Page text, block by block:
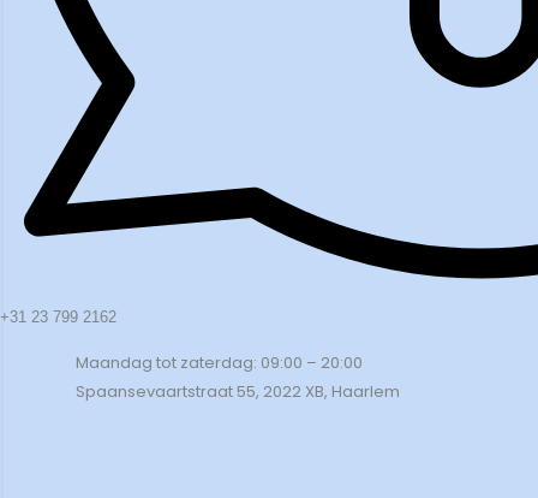
+31 23 799 2162
Maandag tot zaterdag: 09:00 – 20:00
Spaansevaartstraat 55, 2022 XB, Haarlem